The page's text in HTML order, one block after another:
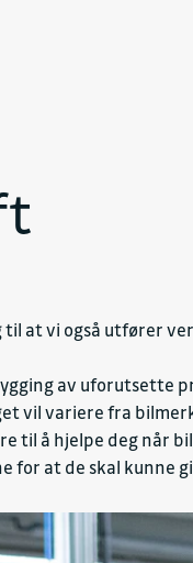
at vi også utfører
av uforutsette
vil variere fra
til å hjelpe deg når
at de skal kunne